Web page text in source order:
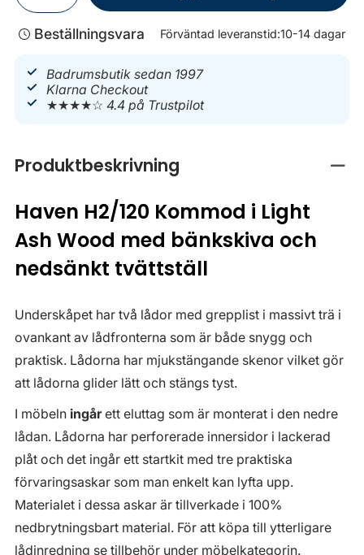
Beställningsvara Förväntad leveranstid:10-14 dagar
Badrumsbutik sedan 1997
Klarna Checkout
★★★★☆4.4 på Trustpilot
Produktbeskrivning
Haven H2/120 Kommod i Light
Ash Wood med bänkskiva och
nedsänkt tvättställ
Underskåpet har två lådor med grepplist i massivt trä i
ovankant av lådfronterna som är både snygg och
praktisk. Lådorna har mjukstängande skenor vilket gör
att lådorna glider lätt och stängs tyst.
I möbeln ingårett eluttag som är monterat i den nedre
lådan. Lådorna har perforerade innersidor i lackerad
plåt och det ingår ett startkit med tre praktiska
förvaringsaskar som man enkelt kan lyfta upp.
Materialet i dessa askar är tillverkade i 100%
nedbrytningsbart material. För att köpa till ytterligare
lådinredning se tillbehör under möbelkategorin.